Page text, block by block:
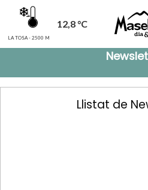
LA TOSA - 2500 M
12,8 °C
Llistat de